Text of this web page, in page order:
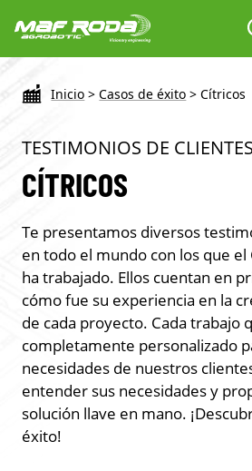
Inicio > Casos de éxito > Cítricos
TESTIMONIOS DE CLIENTES
CÍTRICOS
Te presentamos diversos
en todo el mundo con los que el
ha trabajado. Ellos cuentan en
cómo fue su experiencia en la
de cada proyecto. Cada trabajo
completamente personalizado
necesidades de nuestros
entender sus necesidades y
solución llave en mano.
éxito!